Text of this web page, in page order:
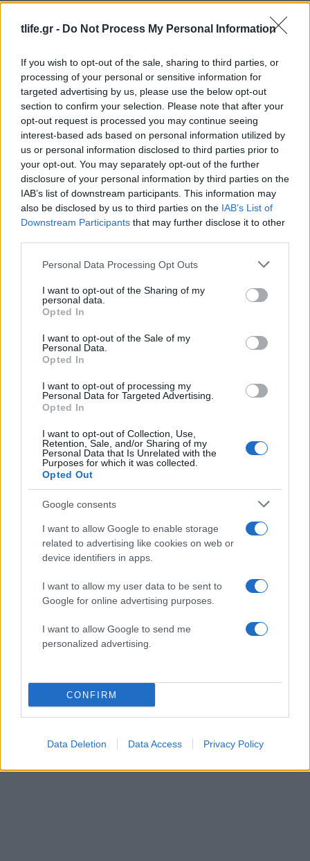
tlife.gr - Do Not Process My Personal Information
If you wish to opt-out of the sale, sharing to third parties, or
processing of your personal or sensitive information for
targeted advertising by us, please use the below opt-out
section to confirm your selection. Please note that after your
opt-out request is processed you may continue seeing
interest-based ads based on personal information utilized by
us or personal information disclosed to third parties prior to
your opt-out. You may separately opt-out of the further
disclosure of your personal information by third parties on the
IAB’s list of downstream participants. This information may
also be disclosed by us to third parties on the IAB’s List of
Downstream Participants that may further disclose it to other
Please note that this website/app uses one or more Google
not limited to your visit or usage behaviour. You may click to
grant or deny consent to Google and its third-party tags to
use your data for below specified purposes in below Google
consent section.
Personal Data Processing Opt Outs
I want to opt-out of the Sharing of my
personal data.
Opted In
I want to opt-out of the Sale of my
Personal Data.
Opted In
I want to opt-out of processing my
Personal Data for Targeted Advertising.
Opted In
I want to opt-out of Collection, Use,
Retention, Sale, and/or Sharing of my
Personal Data that Is Unrelated with the
Purposes for which it was collected.
Opted Out
Google consents
I want to allow Google to enable storage
related to advertising like cookies on web or
device identifiers in apps.
I want to allow my user data to be sent to
Google for online advertising purposes.
I want to allow Google to send me
personalized advertising.
CONFIRM
Data Deletion Data Access Privacy Policy
καθέναν από εσάς ξεχωριστά!
ΔΙΑΦΗΜΙΣΗ
News
Ρεκόρ επισκεψιμότητας ξανά για το Tlife
και το «ευχαριστώ» είναι λίγο!
26.02.2024
News
Ρεκόρ επισκεψιμότητας για το TLIFE
News
Το τραγούδι Old Town Road έσπασε το
παγκόσμιο ρεκόρ και ξεπέρασε ακόμη και
το Despacito!
31.07.2019
News
Η Eurovision σε… απόλυτους αριθμούς!
Εντυπωσιακά ρεκόρ και όχι μόνο.
03.05.2017
News
“Survivor”: Δεν υπάρχει η χθεσινή
τηλεθέαση! Όλα τα υπόλοιπα κανάλια
υπήρξε στιγμή που… εξαφανίστηκαν από
τον χάρτη!